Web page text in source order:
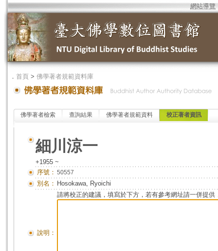
網站導覽
． 首頁 > 佛學著者規範資料庫
佛學著者檢索 查詢結果 佛學著者規範資料 校正著者資訊
細川涼一
+1955 ~
序號： 50557
別名： Hosokawa, Ryoichi
說明：
請將校正的建議，填寫於下方，若有參考網址請一併提供